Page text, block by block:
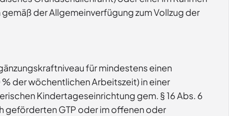
der Allgemeinverfügung zum Vollzug der
für mindestens einen
der wöchentlichen Arbeitszeit) in einer
Kindertageseinrichtung gem. § 16 Abs. 6
geförderten GTP oder im offenen oder